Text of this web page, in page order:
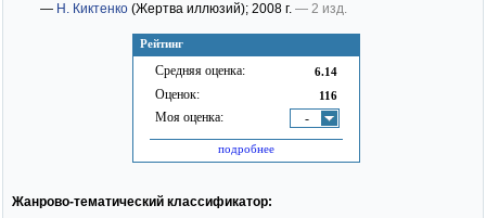
Рейтинг
Средняя оценка: 6.14
Оценок: 116
Моя оценка: -
подробнее
— Н. Киктенко (Жертва иллюзий); 2008 г. — 2 изд.
Жанрово-тематический классификатор: